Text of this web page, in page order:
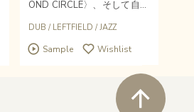
OND CIRCLE〉、そして自身
タナティブなダブを発信して
いる鬼才ANDROOの新作ア
ュではなく、ジャズとコンク
レートの切り口から独創トリ
DUB / LEFTFIELD /JAZZ
Sample Wishlist